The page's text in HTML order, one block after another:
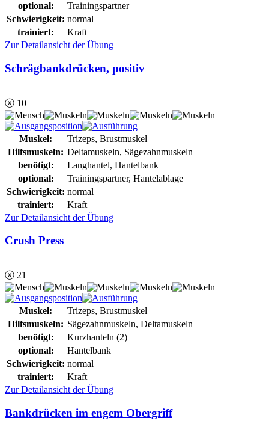
optional:
Trainingspartner
Schwierigkeit: normal
trainiert:
Kraft
Zur Detailansicht der Übung
Schrägbankdrücken, positiv
ⓧ 10
Muskel:
Trizeps, Brustmuskel
Hilfsmuskeln: Deltamuskeln, Sägezahnmuskeln
benötigt:
Langhantel, Hantelbank
optional:
Trainingspartner, Hantelablage
Schwierigkeit: normal
trainiert:
Kraft
Zur Detailansicht der Übung
Crush Press
ⓧ 21
Muskel:
Trizeps, Brustmuskel
Hilfsmuskeln: Sägezahnmuskeln, Deltamuskeln
benötigt:
Kurzhanteln (2)
optional:
Hantelbank
Schwierigkeit: normal
trainiert:
Kraft
Zur Detailansicht der Übung
Bankdrücken im engem Obergriff